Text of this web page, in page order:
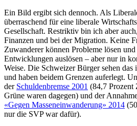
Ein Bild ergibt sich dennoch. Als
überraschend für eine liberale
Gesellschaft. Restriktiv bin ich aber
Finanzen und bei der Migration. Keine
Zuwanderer können Probleme lösen
Entwicklungen auslösen – aber nur in
Weise. Die Schweizer Bürger sehen
und haben beidem Grenzen auferlegt.
der Schuldenbremse 2001 (84,7 Prozent
Grüne waren dagegen) und der
«Gegen Masseneinwanderung» 2014
nur die SVP war dafür).